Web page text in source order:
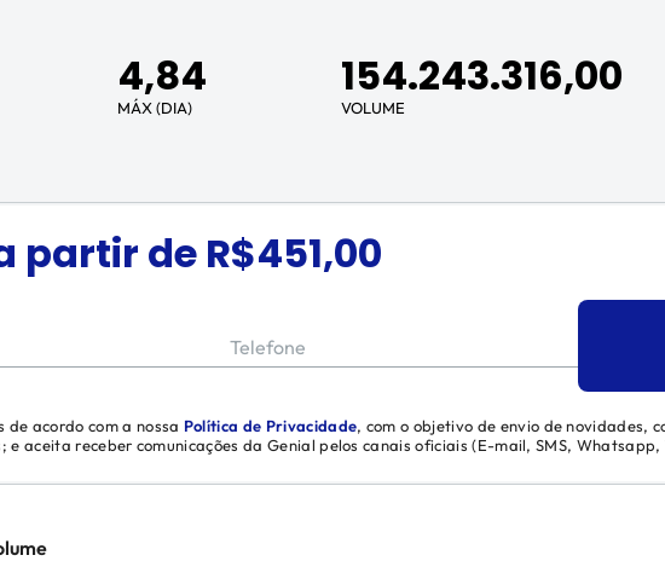
4,84
MÁX (DIA)
154.243.316,00
VOLUME
partir de R$451,00
Telefone
acordo com a nossa Política de Privacidade, com o objetivo de envio de novidades,
aceita receber comunicações da Genial pelos canais oficiais (E-mail, SMS, Whatsapp,